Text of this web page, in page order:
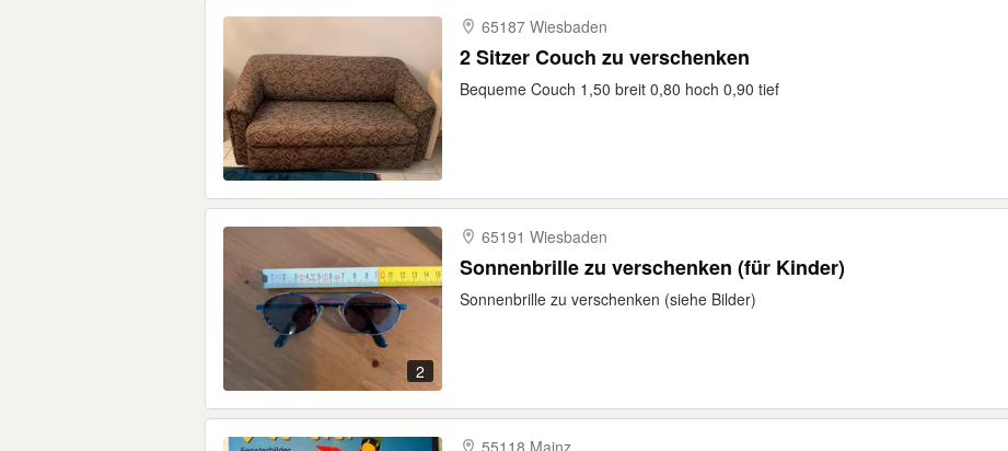
65187 Wiesbaden
2 Sitzer Couch zu verschenken
Bequeme Couch 1,50 breit 0,80 hoch 0,90 tief
2
65191 Wiesbaden
Sonnenbrille zu verschenken (für Kinder)
Sonnenbrille zu verschenken (siehe Bilder)
55118 Mainz